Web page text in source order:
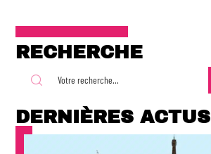
RECHERCHE
DERNIÈRES ACTUS